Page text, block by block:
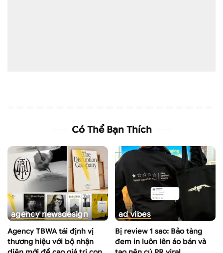
Có Thể Bạn Thích
agency newsdesign
Agency TBWA tái định vị
thương hiệu với bộ nhận
ad vibes
Bị review 1 sao: Bảo tàng
đem in luôn lên áo bán và